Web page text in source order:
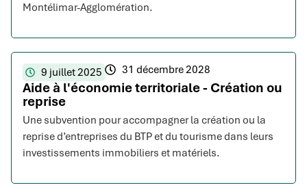
Montélimar-Agglomération.
9 juillet 2025 31 décembre 2028
Aide à l'économie territoriale - Création ou
reprise
Une subvention pour accompagner la création ou la
reprise d’entreprises du BTP et du tourisme dans leurs
investissements immobiliers et matériels.